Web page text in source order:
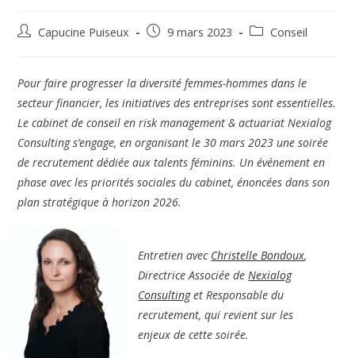
Capucine Puiseux 9 mars 2023 Conseil
Pour faire progresser la diversité femmes-hommes dans le
secteur financier, les initiatives des entreprises sont essentielles.
Le cabinet de conseil en risk management & actuariat Nexialog
Consulting s’engage, en organisant le 30 mars 2023 une soirée
de recrutement dédiée aux talents féminins. Un événement en
phase avec les priorités sociales du cabinet, énoncées dans son
plan stratégique à horizon 2026.
Entretien avec Christelle Bondoux,
Directrice Associée deNexialog
Consultinget Responsable du
recrutement, qui revient sur les
enjeux de cette soirée.